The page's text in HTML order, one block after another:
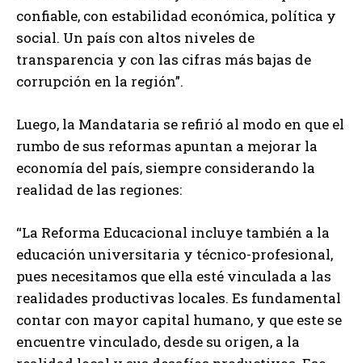
confiable, con estabilidad económica, política y
social. Un país con altos niveles de
transparencia y con las cifras más bajas de
corrupción en la región”.
Luego, la Mandataria se refirió al modo en que el
rumbo de sus reformas apuntan a mejorar la
economía del país, siempre considerando la
realidad de las regiones:
“La Reforma Educacional incluye también a la
educación universitaria y técnico-profesional,
pues necesitamos que ella esté vinculada a las
realidades productivas locales. Es fundamental
contar con mayor capital humano, y que este se
encuentre vinculado, desde su origen, a la